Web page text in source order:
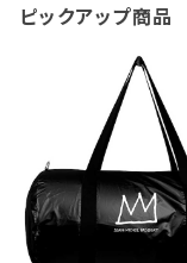
ピックアップ商品